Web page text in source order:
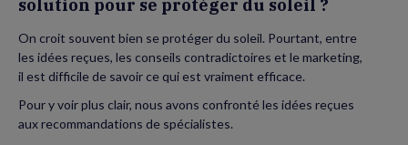
solution pour se protéger du soleil ?
On croit souvent bien se protéger du soleil. Pourtant, entre
les idées reçues, les conseils contradictoires et le marketing,
il est difficile de savoir ce qui est vraiment efficace.
Pour y voir plus clair, nous avons confronté les idées reçues
aux recommandations de spécialistes.